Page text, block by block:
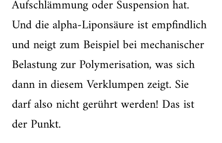
Aufschlämmung oder Suspension hat.
Und die alpha-Liponsäure ist empfindlich
und neigt zum Beispiel bei mechanischer
Belastung zur Polymerisation, was sich
dann in diesem Verklumpen zeigt. Sie
darf also nicht gerührt werden! Das ist
der Punkt.